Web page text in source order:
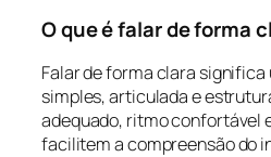
O que é falar de forma
Falar de forma clara
simples, articulada e
adequado, ritmo confortável
facilitem a compreensão do